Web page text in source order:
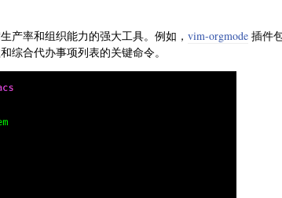
产率和组织能力的强大工具。例如， vim-orgmode 插件
综合代办事项列表的关键命令。